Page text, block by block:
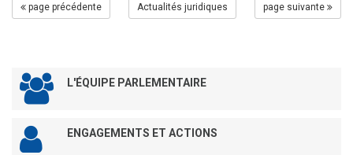
page précédente Actualités juridiques page suivante
L'ÉQUIPE PARLEMENTAIRE
ENGAGEMENTS ET ACTIONS